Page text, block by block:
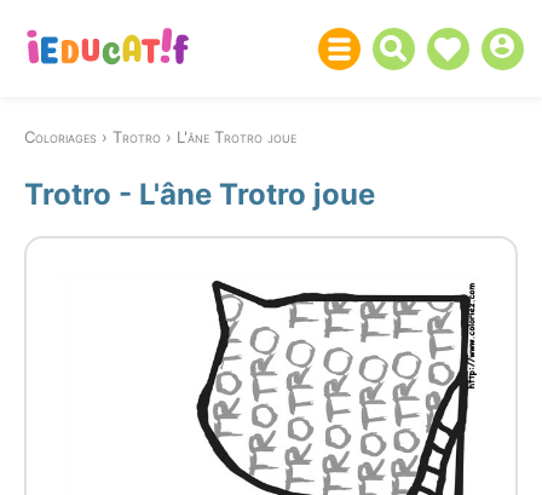
Coloriages Trotro L'âne Trotro joue
Trotro - L'âne Trotro joue